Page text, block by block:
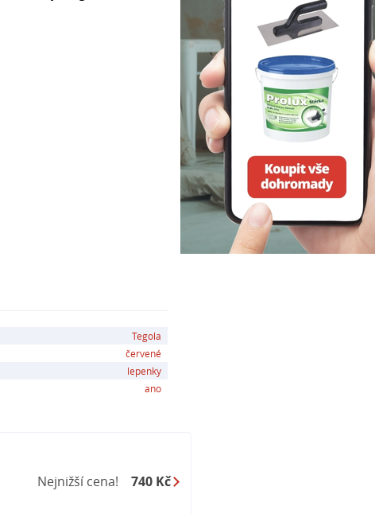
aby nedocházelo k
teplotu nad 10°C a
kvalitní a
vody.
Tegola
červené
lepenky
ano
Nejnižší cena! 740 Kč